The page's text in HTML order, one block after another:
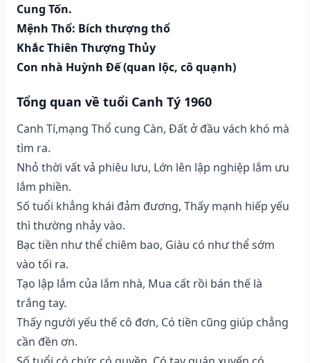
Cung Tốn.
Mệnh Thổ: Bích thượng thổ
Khắc Thiên Thượng Thủy
Con nhà Huỳnh Đế (quan lộc, cô quạnh)
Tổng quan về tuổi Canh Tý 1960
Canh Tí,mạng Thổ cung Càn, Đất ở đầu vách khó mà
tìm ra.
Nhỏ thời vất vả phiêu lưu, Lớn lên lập nghiệp lắm ưu
lắm phiền.
Số tuổi khẳng khái đảm đương, Thấy mạnh hiếp yếu
thì thường nhảy vào.
Bạc tiền như thể chiêm bao, Giàu có như thể sớm
vào tối ra.
Tạo lập lắm của lắm nhà, Mua cất rồi bán thế là
trắng tay.
Thấy người yếu thế cô đơn, Có tiền cũng giúp chẳng
cần đền ơn.